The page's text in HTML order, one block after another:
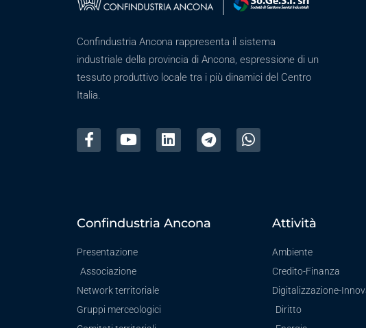
Confindustria Ancona rappresenta il sistema
industriale della provincia di Ancona, espressione di un
tessuto produttivo locale tra i più dinamici del Centro
Italia.
Confindustria Ancona
Presentazione
Associazione
Network territoriale
Gruppi merceologici
Attività
Ambiente
Credito-Finanza
Digitalizzazione-
Diritto